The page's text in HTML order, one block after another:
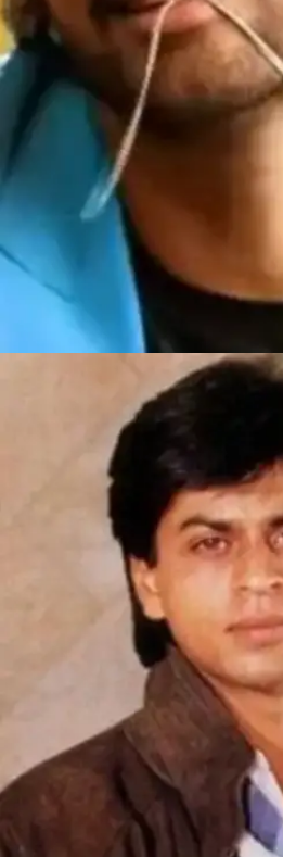
​वेदम
इस फिल्म में दिखाया गया है कि
में एक रात